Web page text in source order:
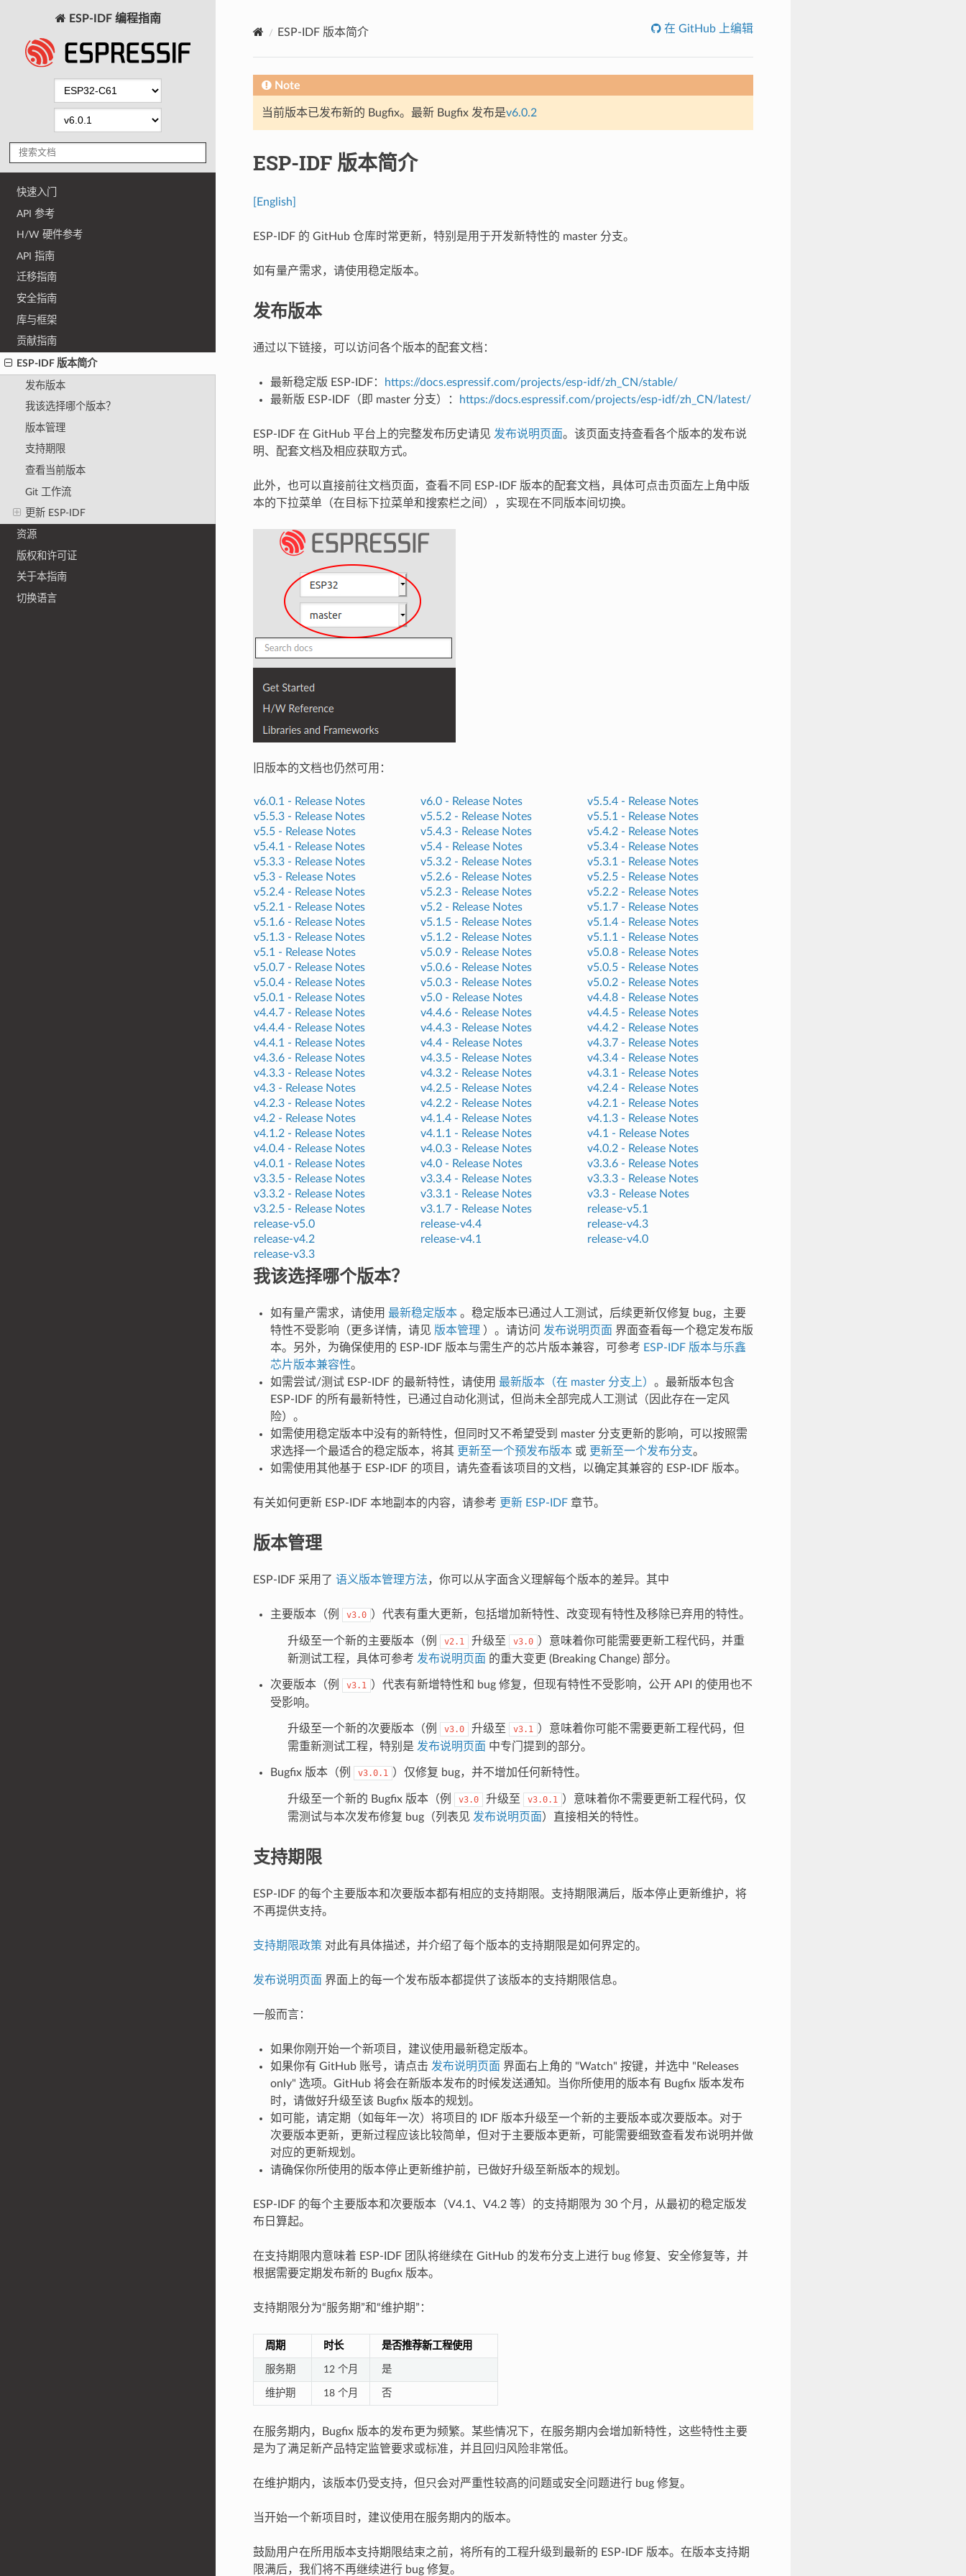
ESP-IDF 编程指南
快速入门
API 参考
H/W 硬件参考
API 指南
迁移指南
安全指南
库与框架
贡献指南
ESP-IDF 版本简介
发布版本
我该选择哪个版本？
版本管理
支持期限
查看当前版本
Git 工作流
更新 ESP-IDF
资源
版权和许可证
关于本指南
切换语言
ESP-IDF 版本简介 在 GitHub 上编辑
Note
当前版本已发布新的 Bugfix。最新 Bugfix 发布是v6.0.2
ESP-IDF 版本简介
[English]
ESP-IDF 的 GitHub 仓库时常更新，特别是用于开发新特性的 master 分支。
如有量产需求，请使用稳定版本。
发布版本
通过以下链接，可以访问各个版本的配套文档：
最新稳定版 ESP-IDF：
https://docs.espressif.com/projects/esp-idf/zh_CN/stable/
最新版 ESP-IDF（即 master 分支）：
https://docs.espressif.com/projects/esp-idf/zh_CN/latest/
ESP-IDF 在 GitHub 平台上的完整发布历史请见 发布说明页面。该页面支持查看各个版本的发布说
明、配套文档及相应获取方式。
此外，也可以直接前往文档页面，查看不同 ESP-IDF 版本的配套文档，具体可点击页面左上角中版
本的下拉菜单（在目标下拉菜单和搜索栏之间），实现在不同版本间切换。
旧版本的文档也仍然可用：
v6.0.1 - Release Notes v6.0 - Release Notes v5.5.4 - Release Notes
v5.5.3 - Release Notes v5.5.2 - Release Notes v5.5.1 - Release Notes
v5.5 - Release Notes v5.4.3 - Release Notes v5.4.2 - Release Notes
v5.4.1 - Release Notes v5.4 - Release Notes v5.3.4 - Release Notes
v5.3.3 - Release Notes v5.3.2 - Release Notes v5.3.1 - Release Notes
v5.3 - Release Notes v5.2.6 - Release Notes v5.2.5 - Release Notes
v5.2.4 - Release Notes v5.2.3 - Release Notes v5.2.2 - Release Notes
v5.2.1 - Release Notes v5.2 - Release Notes v5.1.7 - Release Notes
v5.1.6 - Release Notes v5.1.5 - Release Notes v5.1.4 - Release Notes
v5.1.3 - Release Notes v5.1.2 - Release Notes v5.1.1 - Release Notes
v5.1 - Release Notes v5.0.9 - Release Notes v5.0.8 - Release Notes
v5.0.7 - Release Notes v5.0.6 - Release Notes v5.0.5 - Release Notes
v5.0.4 - Release Notes v5.0.3 - Release Notes v5.0.2 - Release Notes
v5.0.1 - Release Notes v5.0 - Release Notes v4.4.8 - Release Notes
v4.4.7 - Release Notes v4.4.6 - Release Notes v4.4.5 - Release Notes
v4.4.4 - Release Notes v4.4.3 - Release Notes v4.4.2 - Release Notes
v4.4.1 - Release Notes v4.4 - Release Notes v4.3.7 - Release Notes
v4.3.6 - Release Notes v4.3.5 - Release Notes v4.3.4 - Release Notes
v4.3.3 - Release Notes v4.3.2 - Release Notes v4.3.1 - Release Notes
v4.3 - Release Notes v4.2.5 - Release Notes v4.2.4 - Release Notes
v4.2.3 - Release Notes v4.2.2 - Release Notes v4.2.1 - Release Notes
v4.2 - Release Notes v4.1.4 - Release Notes v4.1.3 - Release Notes
v4.1.2 - Release Notes v4.1.1 - Release Notes v4.1 - Release Notes
v4.0.4 - Release Notes v4.0.3 - Release Notes v4.0.2 - Release Notes
v4.0.1 - Release Notes v4.0 - Release Notes v3.3.6 - Release Notes
v3.3.5 - Release Notes v3.3.4 - Release Notes v3.3.3 - Release Notes
v3.3.2 - Release Notes v3.3.1 - Release Notes v3.3 - Release Notes
v3.2.5 - Release Notes v3.1.7 - Release Notes
release-v5.1
release-v5.0
release-v4.4
release-v4.3
release-v4.2
release-v4.1
release-v4.0
release-v3.3
我该选择哪个版本？
如有量产需求，请使用 最新稳定版本。稳定版本已通过人工测试，后续更新仅修复 bug，主要
特性不受影响（更多详情，请见 版本管理 ）。请访问 发布说明页面 界面查看每一个稳定发布版
本。另外，为确保使用的 ESP-IDF 版本与需生产的芯片版本兼容，可参考 ESP-IDF 版本与乐鑫
芯片版本兼容性。
如需尝试/测试 ESP-IDF 的最新特性，请使用 最新版本（在 master 分支上） 。最新版本包含
ESP-IDF 的所有最新特性，已通过自动化测试，但尚未全部完成人工测试（因此存在一定风
险）。
如需使用稳定版本中没有的新特性，但同时又不希望受到 master 分支更新的影响，可以按照需
求选择一个最适合的稳定版本，将其 更新至一个预发布版本或 更新至一个发布分支。
如需使用其他基于 ESP-IDF 的项目，请先查看该项目的文档，以确定其兼容的 ESP-IDF 版本。
有关如何更新 ESP-IDF 本地副本的内容，请参考 更新 ESP-IDF章节。
版本管理
ESP-IDF 采用了 语义版本管理方法，你可以从字面含义理解每个版本的差异。其中
主要版本（例 v3.0 ）代表有重大更新，包括增加新特性、改变现有特性及移除已弃用的特性。
升级至一个新的主要版本（例 v2.1 升级至 v3.0 ）意味着你可能需要更新工程代码，并重
新测试工程，具体可参考 发布说明页面 的重大变更 (Breaking Change) 部分。
次要版本（例 v3.1 ）代表有新增特性和 bug 修复，但现有特性不受影响，公开 API 的使用也不
受影响。
升级至一个新的次要版本（例 v3.0 升级至 v3.1 ）意味着你可能不需要更新工程代码，但
需重新测试工程，特别是 发布说明页面 中专门提到的部分。
Bugfix 版本（例 v3.0.1 ）仅修复 bug，并不增加任何新特性。
升级至一个新的 Bugfix 版本（例 v3.0 升级至 v3.0.1 ）意味着你不需要更新工程代码，仅
需测试与本次发布修复 bug（列表见 发布说明页面）直接相关的特性。
支持期限
ESP-IDF 的每个主要版本和次要版本都有相应的支持期限。支持期限满后，版本停止更新维护，将
不再提供支持。
支持期限政策 对此有具体描述，并介绍了每个版本的支持期限是如何界定的。
发布说明页面 界面上的每一个发布版本都提供了该版本的支持期限信息。
一般而言：
如果你刚开始一个新项目，建议使用最新稳定版本。
如果你有 GitHub 账号，请点击 发布说明页面 界面右上角的 "Watch" 按键，并选中 "Releases
only" 选项。GitHub 将会在新版本发布的时候发送通知。当你所使用的版本有 Bugfix 版本发布
时，请做好升级至该 Bugfix 版本的规划。
如可能，请定期（如每年一次）将项目的 IDF 版本升级至一个新的主要版本或次要版本。对于
次要版本更新，更新过程应该比较简单，但对于主要版本更新，可能需要细致查看发布说明并做
对应的更新规划。
请确保你所使用的版本停止更新维护前，已做好升级至新版本的规划。
ESP-IDF 的每个主要版本和次要版本（V4.1、V4.2 等）的支持期限为 30 个月，从最初的稳定版发
布日算起。
在支持期限内意味着 ESP-IDF 团队将继续在 GitHub 的发布分支上进行 bug 修复、安全修复等，并
根据需要定期发布新的 Bugfix 版本。
支持期限分为“服务期”和“维护期”：
周期 时长 是否推荐新工程使用
服务期 12 个月 是
维护期 18 个月 否
在服务期内，Bugfix 版本的发布更为频繁。某些情况下，在服务期内会增加新特性，这些特性主要
是为了满足新产品特定监管要求或标准，并且回归风险非常低。
在维护期内，该版本仍受支持，但只会对严重性较高的问题或安全问题进行 bug 修复。
当开始一个新项目时，建议使用在服务期内的版本。
鼓励用户在所用版本支持期限结束之前，将所有的工程升级到最新的 ESP-IDF 版本。在版本支持期
限满后，我们将不再继续进行 bug 修复。